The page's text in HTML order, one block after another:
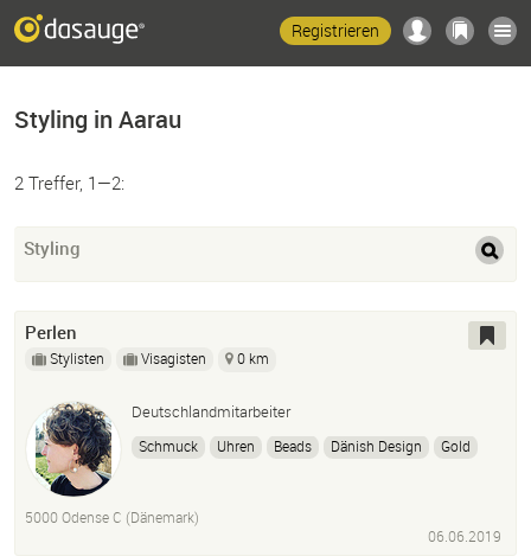
Registrieren
Styling in Aarau
2 Treffer, 1—2:
Styling
Perlen
Stylisten Visagisten 0 km
Deutschlandmitarbeiter
Schmuck Uhren Beads Dänish Design
Gold
5000 Odense C (Dänemark)
06.06.2019